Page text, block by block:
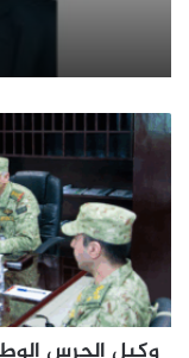
وكيل
الحرس
يتفقد
قيادة
الشؤون
الأمنية